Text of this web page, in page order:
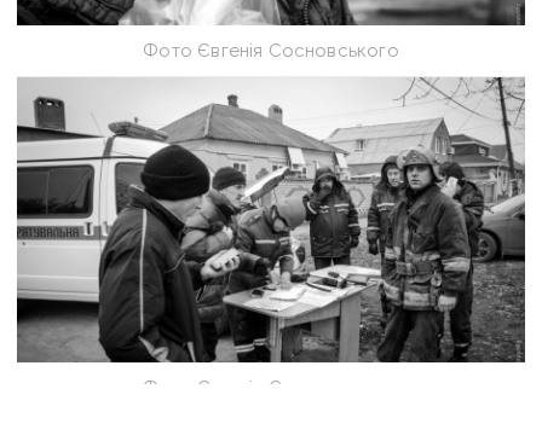
Фото Євгенія Сосновського
Фото Євгенія Сосновського